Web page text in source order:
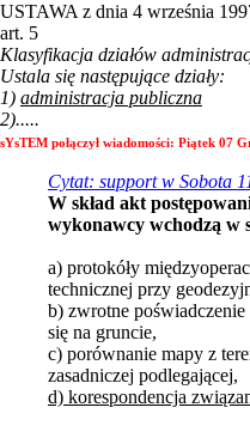
USTAWA z dnia 4 września
art. 5
Klasyfikacja działów
Ustala się następujące działy:
1) administracja publiczna
2).....
sYsTEM połączył wiadomości: Piątek 07
Cytat: support w Sobota
W skład akt
wykonawcy wchodzą w
a) protokóły
technicznej przy
b) zwrotne
się na gruncie,
c) porównanie mapy z
zasadniczej podlegającej,
d) korespondencja